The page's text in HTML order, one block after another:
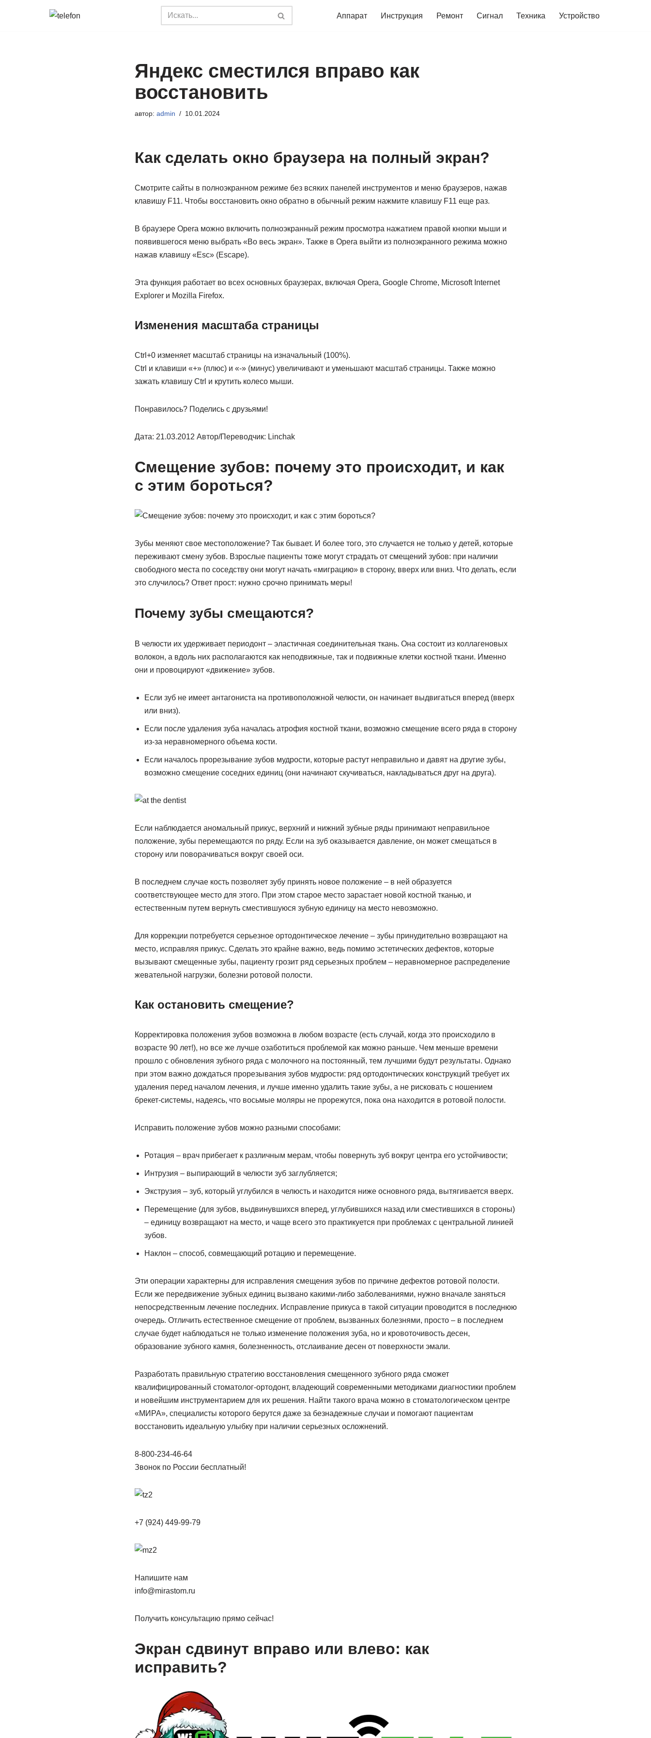
Аппарат Инструкция Ремонт Сигнал Техника Устройство
Яндекс сместился вправо как
восстановить
автор: admin 10.01.2024
Как сделать окно браузера на полный экран?
Смотрите сайты в полноэкранном режиме без всяких панелей инструментов и меню браузеров, нажав
клавишу F11. Чтобы восстановить окно обратно в обычный режим нажмите клавишу F11 еще раз.
В браузере Opera можно включить полноэкранный режим просмотра нажатием правой кнопки мыши и
появившегося меню выбрать «Во весь экран». Также в Opera выйти из полноэкранного режима можно
нажав клавишу «Esc» (Escape).
Эта функция работает во всех основных браузерах, включая Opera, Google Chrome, Microsoft Internet
Explorer и Mozilla Firefox.
Изменения масштаба страницы
Ctrl+0 изменяет масштаб страницы на изначальный (100%).
Ctrl и клавиши «+» (плюс) и «-» (минус) увеличивают и уменьшают масштаб страницы. Также можно
зажать клавишу Ctrl и крутить колесо мыши.
Понравилось? Поделись с друзьями!
Дата: 21.03.2012 Автор/Переводчик: Linchak
Смещение зубов: почему это происходит, и как
с этим бороться?
Зубы меняют свое местоположение? Так бывает. И более того, это случается не только у детей, которые
переживают смену зубов. Взрослые пациенты тоже могут страдать от смещений зубов: при наличии
свободного места по соседству они могут начать «миграцию» в сторону, вверх или вниз. Что делать, если
это случилось? Ответ прост: нужно срочно принимать меры!
Почему зубы смещаются?
В челюсти их удерживает периодонт – эластичная соединительная ткань. Она состоит из коллагеновых
волокон, а вдоль них располагаются как неподвижные, так и подвижные клетки костной ткани. Именно
они и провоцируют «движение» зубов.
Если зуб не имеет антагониста на противоположной челюсти, он начинает выдвигаться вперед (вверх
или вниз).
Если после удаления зуба началась атрофия костной ткани, возможно смещение всего ряда в сторону
из-за неравномерного объема кости.
Если началось прорезывание зубов мудрости, которые растут неправильно и давят на другие зубы,
возможно смещение соседних единиц (они начинают скучиваться, накладываться друг на друга).
Если наблюдается аномальный прикус, верхний и нижний зубные ряды принимают неправильное
положение, зубы перемещаются по ряду. Если на зуб оказывается давление, он может смещаться в
сторону или поворачиваться вокруг своей оси.
В последнем случае кость позволяет зубу принять новое положение – в ней образуется
соответствующее место для этого. При этом старое место зарастает новой костной тканью, и
естественным путем вернуть сместившуюся зубную единицу на место невозможно.
Для коррекции потребуется серьезное ортодонтическое лечение – зубы принудительно возвращают на
место, исправляя прикус. Сделать это крайне важно, ведь помимо эстетических дефектов, которые
вызывают смещенные зубы, пациенту грозит ряд серьезных проблем – неравномерное распределение
жевательной нагрузки, болезни ротовой полости.
Как остановить смещение?
Корректировка положения зубов возможна в любом возрасте (есть случай, когда это происходило в
возрасте 90 лет!), но все же лучше озаботиться проблемой как можно раньше. Чем меньше времени
прошло с обновления зубного ряда с молочного на постоянный, тем лучшими будут результаты. Однако
при этом важно дождаться прорезывания зубов мудрости: ряд ортодонтических конструкций требует их
удаления перед началом лечения, и лучше именно удалить такие зубы, а не рисковать с ношением
брекет-системы, надеясь, что восьмые моляры не прорежутся, пока она находится в ротовой полости.
Исправить положение зубов можно разными способами:
Ротация – врач прибегает к различным мерам, чтобы повернуть зуб вокруг центра его устойчивости;
Интрузия – выпирающий в челюсти зуб заглубляется;
Экструзия – зуб, который углубился в челюсть и находится ниже основного ряда, вытягивается вверх.
Перемещение (для зубов, выдвинувшихся вперед, углубившихся назад или сместившихся в стороны)
– единицу возвращают на место, и чаще всего это практикуется при проблемах с центральной линией
зубов.
Наклон – способ, совмещающий ротацию и перемещение.
Эти операции характерны для исправления смещения зубов по причине дефектов ротовой полости.
Если же передвижение зубных единиц вызвано какими-либо заболеваниями, нужно вначале заняться
непосредственным лечение последних. Исправление прикуса в такой ситуации проводится в последнюю
очередь. Отличить естественное смещение от проблем, вызванных болезнями, просто – в последнем
случае будет наблюдаться не только изменение положения зуба, но и кровоточивость десен,
образование зубного камня, болезненность, отслаивание десен от поверхности эмали.
Разработать правильную стратегию восстановления смещенного зубного ряда сможет
квалифицированный стоматолог-ортодонт, владеющий современными методиками диагностики проблем
и новейшим инструментарием для их решения. Найти такого врача можно в стоматологическом центре
«МИРА», специалисты которого берутся даже за безнадежные случаи и помогают пациентам
восстановить идеальную улыбку при наличии серьезных осложнений.
8-800-234-46-64
Звонок по России бесплатный!
+7 (924) 449-99-79
Напишите нам
info@mirastom.ru
Получить консультацию прямо сейчас!
Экран сдвинут вправо или влево: как
исправить?